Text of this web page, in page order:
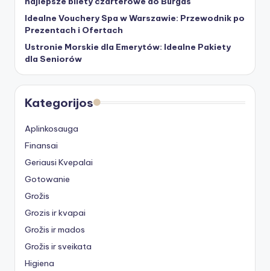
Idealne Vouchery Spa w Warszawie: Przewodnik po
Prezentach i Ofertach
Ustronie Morskie dla Emerytów: Idealne Pakiety
dla Seniorów
Kategorijos
Aplinkosauga
Finansai
Geriausi Kvepalai
Gotowanie
Grožis
Grozis ir kvapai
Grožis ir mados
Grožis ir sveikata
Higiena